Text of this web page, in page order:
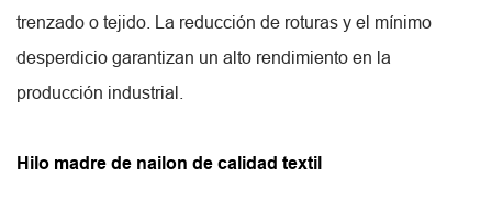
trenzado o tejido. La reducción de roturas y el mínimo
desperdicio garantizan un alto rendimiento en la
producción industrial.
Hilo madre de nailon de calidad textil